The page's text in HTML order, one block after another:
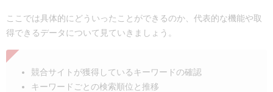
まとめ
ここでは具体的にどういったことができるのか、代表的な機能や取
得できるデータについて見ていきましょう。
競合サイトが獲得しているキーワードの確認
キーワードごとの検索順位と推移